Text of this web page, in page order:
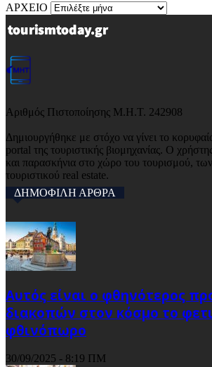
ΑΡΧΕΙΟ
Αριθμός Πιστοποίησης Μ.Η.Τ. 242908
Δημιουργήθηκε με στόχο να γίνει το
portal της τουριστικής βιομηχανίας. Ο
και παρασκήνια στο χώρο του τουρισμού,
τουριστικού real estate.
ΔΗΜΟΦΙΛΗ ΑΡΘΡΑ
Αυτός είναι ο φθηνότερος
διακοπών στον κόσμο το
φθινόπωρο
30/09/2025 - 8:19 ΠΜ